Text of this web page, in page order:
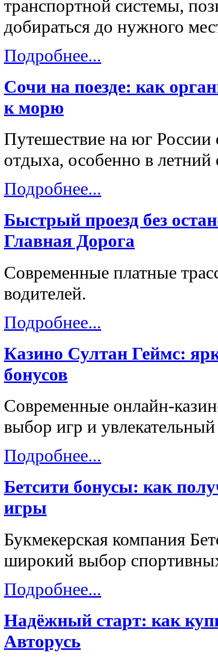
транспортной системы,
добираться до нужного
Подробнее...
Сочи на поезде: как
к морю
Путешествие на юг России
отдыха, особенно в летний
Подробнее...
Быстрый проезд без
Главная Дорога
Современные платные
водителей.
Подробнее...
Казино Султан Геймс:
бонусов
Современные онлайн-
выбор игр и
Подробнее...
Бетсити бонусы: как
игры
Букмекерская компания
широкий выбор
Подробнее...
Надёжный старт: как
Авторусь